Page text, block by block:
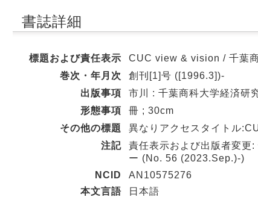
書誌詳細
標題および責任表示
CUC view & vision / 千葉
巻次・年月次
創刊[1]号 ([1996.3])-
出版事項
市川 : 千葉商科大学経済研
形態事項
冊 ; 30cm
その他の標題
異なりアクセスタイトル
注記
責任表示および出版者変
ー (No. 56 (2023.Sep.)-)
NCID
AN10575276
本文言語
日本語